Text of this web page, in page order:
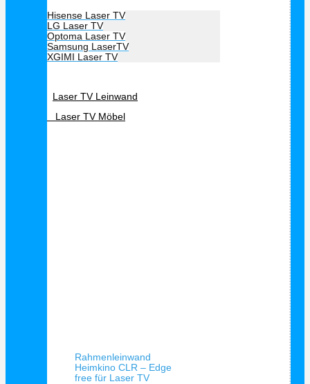
Hisense Laser TV
LG Laser TV
Optoma Laser TV
Samsung LaserTV
XGIMI Laser TV
Laser TV Leinwand
Laser TV Möbel
Rahmenleinwand
Heimkino CLR – Edge
free für Laser TV